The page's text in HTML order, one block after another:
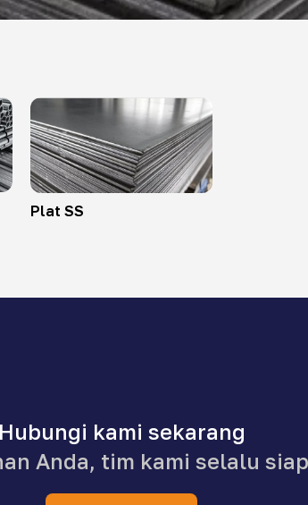
Plat SS
Hubungi kami sekarang
Anda, tim kami selalu